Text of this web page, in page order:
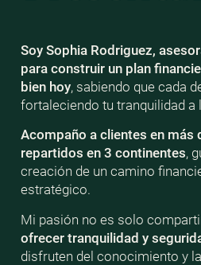
Soy Sophia Rodriguez,
para construir un plan
bien hoy, sabiendo que cada
fortaleciendo tu tranquilidad a
Acompaño a clientes en más
repartidos en 3 continentes,
creación de un camino
estratégico.
Mi pasión no es solo
ofrecer tranquilidad y
disfruten del conocimiento y